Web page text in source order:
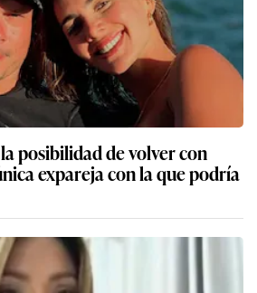
posibilidad de volver con
expareja con la que podría